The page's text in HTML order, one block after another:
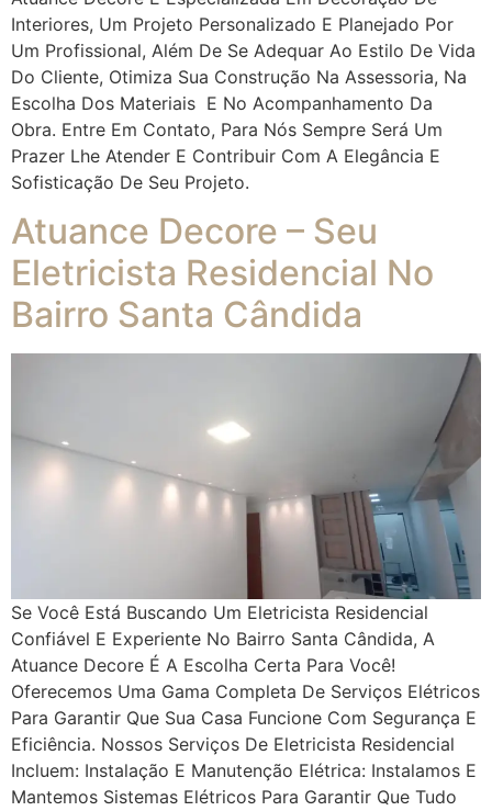
Interiores, Um Projeto Personalizado E Planejado Por
Um Profissional, Além De Se Adequar Ao Estilo De Vida
Do Cliente, Otimiza Sua Construção Na Assessoria, Na
Escolha Dos Materiais E No Acompanhamento Da
Obra. Entre Em Contato, Para Nós Sempre Será Um
Prazer Lhe Atender E Contribuir Com A Elegância E
Sofisticação De Seu Projeto.
Atuance Decore – Seu
Eletricista Residencial No
Bairro Santa Cândida
Se Você Está Buscando Um Eletricista Residencial
Confiável E Experiente No Bairro Santa Cândida, A
Atuance Decore É A Escolha Certa Para Você!
Oferecemos Uma Gama Completa De Serviços Elétricos
Para Garantir Que Sua Casa Funcione Com Segurança E
Eficiência. Nossos Serviços De Eletricista Residencial
Incluem: Instalação E Manutenção Elétrica: Instalamos E
Mantemos Sistemas Elétricos Para Garantir Que Tudo